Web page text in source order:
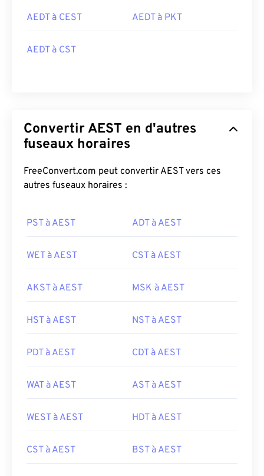
AEDT à CEST AEDT à PKT
AEDT à CST
Convertir AEST en d'autres
fuseaux horaires
FreeConvert.com peut convertir AEST vers ces
autres fuseaux horaires :
PST à AEST ADT à AEST
WET à AEST CST à AEST
AKST à AEST MSK à AEST
HST à AEST NST à AEST
PDT à AEST CDT à AEST
WAT à AEST AST à AEST
WEST à AEST HDT à AEST
CST à AEST BST à AEST